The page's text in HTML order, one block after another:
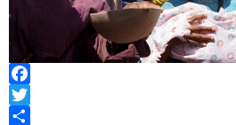
Facebook
Twitter